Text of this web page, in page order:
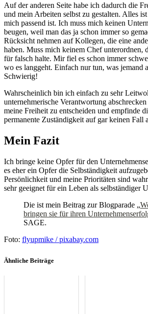
Auf der anderen Seite habe ich dadurch die
und mein Arbeiten selbst zu gestalten. Alles
mich passend ist. Ich muss mich keinen
beugen, weil man das ja schon immer so
Rücksicht nehmen auf Kollegen, die eine
haben. Muss mich keinem Chef unterordnen,
für falsch halte. Mir fiel es schon immer
wo es langgeht. Einfach nur tun, was jemand
Schwierig!
Wahrscheinlich bin ich einfach zu sehr
unternehmerische Verantwortung
meine Freiheit zu entscheiden und empfinde
permanente Zuständigkeit auf gar keinen Fall
Mein Fazit
Ich bringe keine Opfer für den
es eher ein Opfer die Selbständigkeit
Persönlichkeit und meine Prioritäten sind
sehr geeignet für ein Leben als selbständiger
Die ist mein Beitrag zur Blogparade „
bringen sie für ihren
SAGE.
Foto: flyupmike / pixabay.com
Ähnliche Beiträge